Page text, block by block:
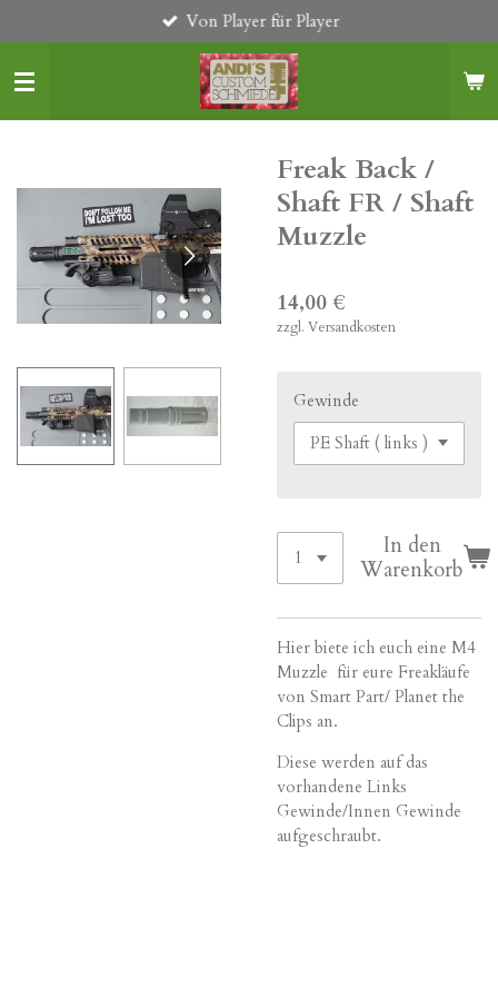
Hauptinhalt
springen
Von Player für Player
Freak Back /
Shaft FR / Shaft
Muzzle
14,00 €
zzgl. Versandkosten
Gewinde
In den
Warenkorb
Hier biete ich euch eine M4
Muzzle für eure Freakläufe
von Smart Part/ Planet the
Clips an.
Diese werden auf das
vorhandene Links
Gewinde/Innen Gewinde
aufgeschraubt.